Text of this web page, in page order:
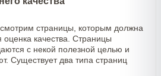
страницы, которым должна
оценка качества. Страницы
с некой полезной целью и
Существует два типа страниц